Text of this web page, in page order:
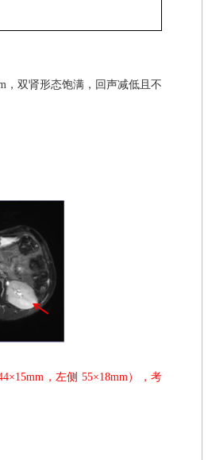
，双肾形态饱满，回声减低且不
×15mm ，左侧 55×18mm ），考